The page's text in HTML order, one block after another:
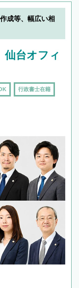
成等、幅広い相
台オフィ
行政書士在籍